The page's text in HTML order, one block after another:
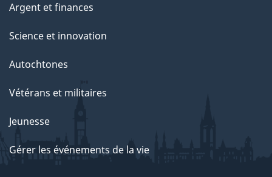
Argent et finances
Science et innovation
Autochtones
Vétérans et militaires
Jeunesse
Gérer les événements de la vie